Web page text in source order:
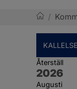
/
Återställ
År:
2026
Augusti